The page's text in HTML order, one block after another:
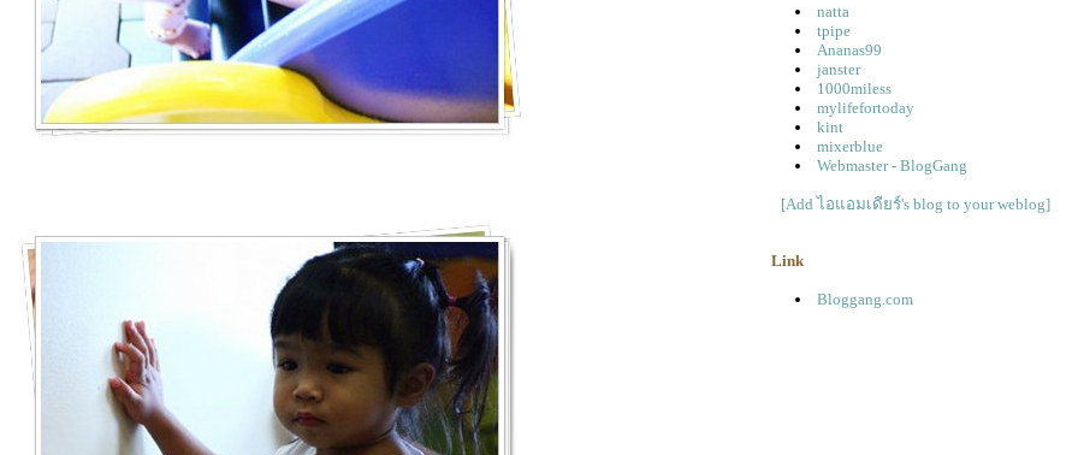
natta
tpipe
Ananas99
janster
1000miless
mylifefortoday
kint
mixerblue
Webmaster - BlogGang
[Add ไอแอมเดียร์'s blog to your weblog]
Link
Bloggang.com